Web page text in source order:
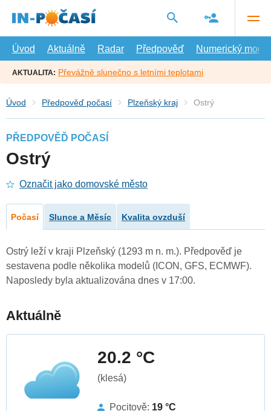
hlavní
Úvod
Aktuálně Radar Předpověď Numerický model
AKTUALITA: Převážně slunečno s letními teplotami
Úvod Předpověď počasí Plzeňský kraj Ostrý
PŘEDPOVĚĎ POČASÍ
Ostrý
Označit jako domovské město
Počasí Slunce a Měsíc Kvalita ovzduší
Ostrý leží v kraji Plzeňský (1293 m n. m.). Předpověď je
sestavena podle několika modelů (ICON, GFS, ECMWF).
Naposledy byla aktualizována dnes v 17:00.
Aktuálně
20.2 °C
(klesá)
Pocitově: 19 °C